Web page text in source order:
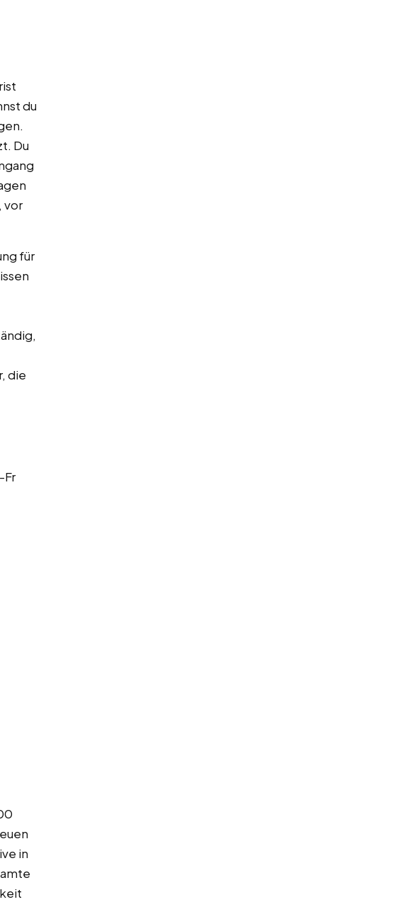
du
Du
vor
für
die
Fr
in